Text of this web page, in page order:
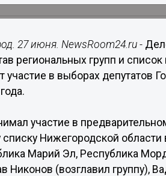
27 июня. NewsRoom24.ru -
региональных групп и
участие в выборах депутатов
участие в
списку Нижегородской
Марий Эл, Республика
Никонов (возглавил группу),